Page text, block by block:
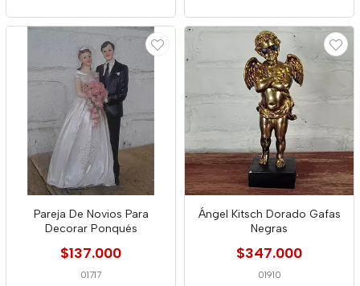
Pareja De Novios Para
Decorar Ponqués
$137.000
01717
Ángel Kitsch Dorado Gafas
Negras
$347.000
01910